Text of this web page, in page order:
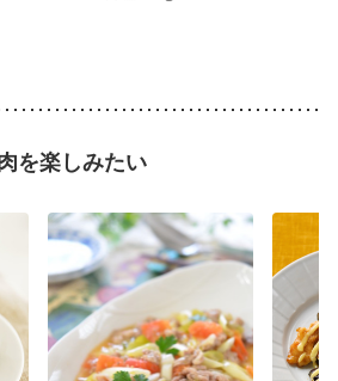
を楽しみたい